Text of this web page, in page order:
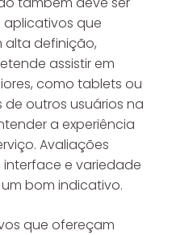
aplicativos que
definição,
assistir em
como tablets ou
de outros usuários na
a experiência
Avaliações
e variedade
bom indicativo.
que ofereçam